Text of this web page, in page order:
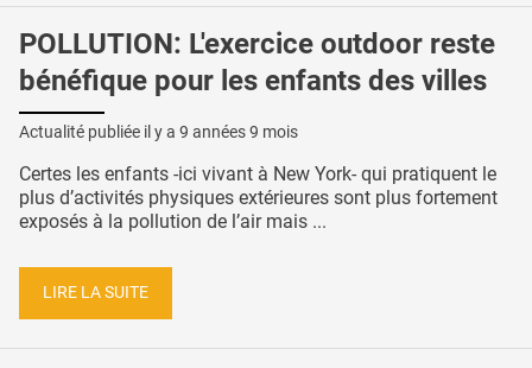
POLLUTION: L'exercice outdoor reste
bénéfique pour les enfants des villes
Actualité publiée il y a 9 années 9 mois
Certes les enfants -ici vivant à New York- qui pratiquent le
plus d’activités physiques extérieures sont plus fortement
exposés à la pollution de l’air mais ...
LIRE LA SUITE